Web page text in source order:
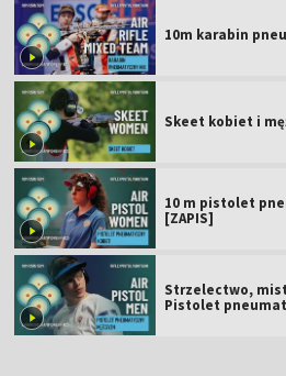
10m karabin
Skeet kobiet i
10 m pistolet
[ZAPIS]
Strzelectwo,
Pistolet